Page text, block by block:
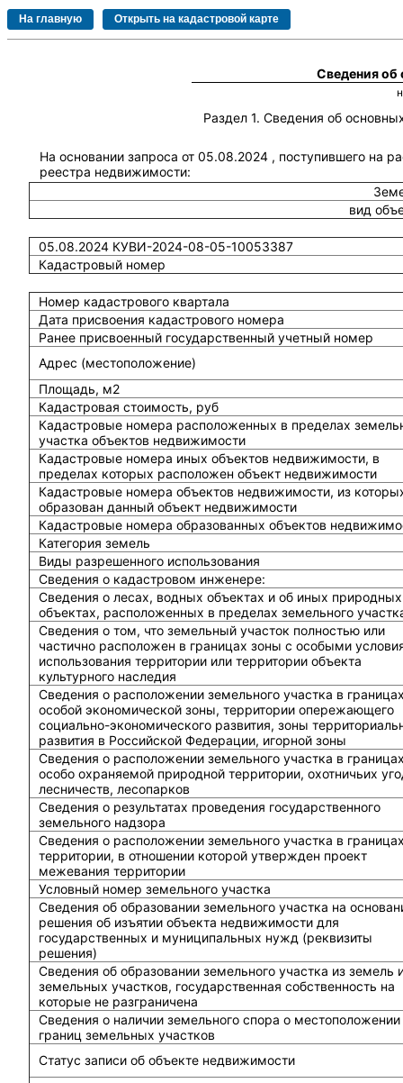
Сведения
Раздел 1. Сведения об
На основании запроса от 05.08.2024 , поступившего на
реестра недвижимости:
вид
05.08.2024 КУВИ-2024-08-05-10053387
Кадастровый номер
Номер кадастрового квартала
Дата присвоения кадастрового номера
Ранее присвоенный государственный учетный номер
Адрес (местоположение)
Площадь, м2
Кадастровая стоимость, руб
Кадастровые номера расположенных в пределах
участка объектов недвижимости
Кадастровые номера иных объектов недвижимости, в
пределах которых расположен объект недвижимости
Кадастровые номера объектов недвижимости, из
образован данный объект недвижимости
Кадастровые номера образованных объектов
Категория земель
Виды разрешенного использования
Сведения о кадастровом инженере:
Cведения о лесах, водных объектах и об иных природных
объектах, расположенных в пределах земельного
Сведения о том, что земельный участок полностью или
частично расположен в границах зоны с особыми
использования территории или территории объекта
культурного наследия
Сведения о расположении земельного участка в
особой экономической зоны, территории опережающего
социально-экономического развития, зоны
развития в Российской Федерации, игорной зоны
Сведения о расположении земельного участка в
особо охраняемой природной территории, охотничьих
лесничеств, лесопарков
Сведения о результатах проведения государственного
земельного надзора
Сведения о расположении земельного участка в
территории, в отношении которой утвержден проект
межевания территории
Условный номер земельного участка
Сведения об образовании земельного участка на
решения об изъятии объекта недвижимости для
государственных и муниципальных нужд (реквизиты
решения)
Сведения об образовании земельного участка из земель
земельных участков, государственная собственность на
которые не разграничена
Сведения о наличии земельного спора о местоположении
границ земельных участков
Статус записи об объекте недвижимости